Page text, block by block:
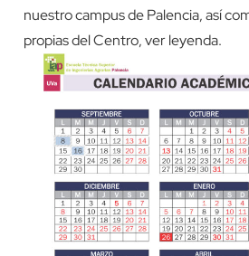
nuestro campus de Palencia, así
propias del Centro, ver leyenda.